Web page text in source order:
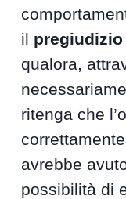
il
qualora,
ritenga che
avrebbe
possibilità di